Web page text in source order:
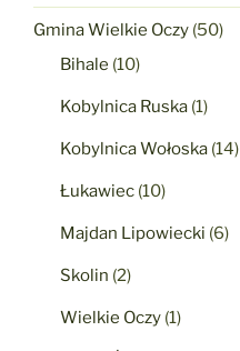
Gmina Wielkie Oczy (50)
Bihale (10)
Kobylnica Ruska (1)
Kobylnica Wołoska (14)
Łukawiec (10)
Majdan Lipowiecki (6)
Skolin (2)
Wielkie Oczy (1)